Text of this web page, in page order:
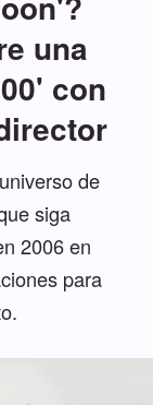
una
con
de
siga
2006 en
para